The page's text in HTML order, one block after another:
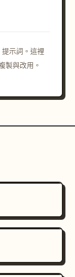
示詞。這裡
製與改用。